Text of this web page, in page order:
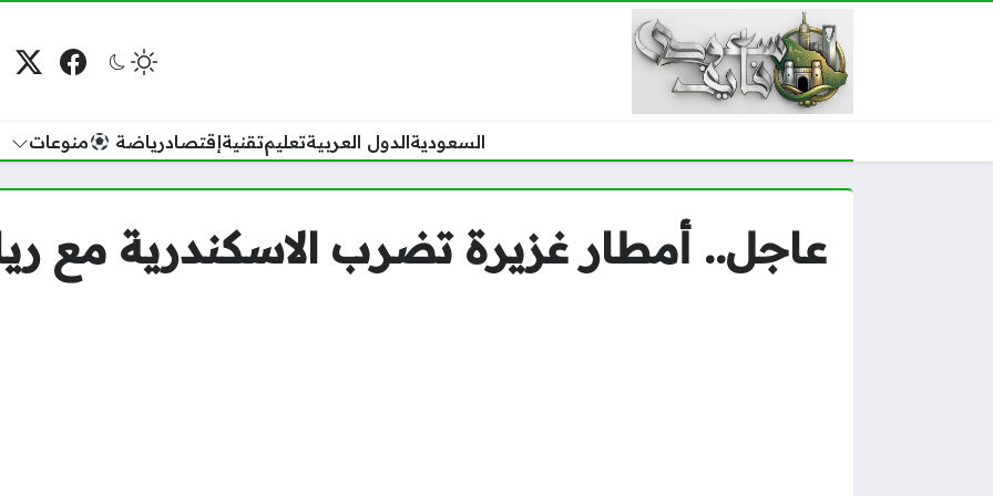
فيسبوك
السعوديةالدول العربيةتعليمتقنيةإقتصادرياضة منوعات
عاجل.. أمطار غزيرة تضرب الاسكندرية مع